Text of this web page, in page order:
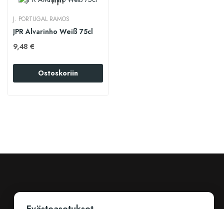
J. PORTUGAL RAMOS
JPR Alvarinho Weiß 75cl
9,48 €
Ostoskoriin